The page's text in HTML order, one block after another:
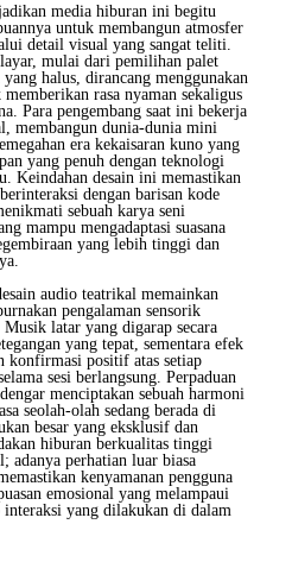
media hiburan ini begitu
untuk membangun atmosfer
detail visual yang sangat teliti.
mulai dari pemilihan palet
halus, dirancang menggunakan
rasa nyaman sekaligus
Para pengembang saat ini bekerja
membangun dunia-dunia mini
era kekaisaran kuno yang
yang penuh dengan teknologi
Keindahan desain ini memastikan
dengan barisan kode
sebuah karya seni
mampu mengadaptasi suasana
yang lebih tinggi dan
audio teatrikal memainkan
pengalaman sensorik
latar yang digarap secara
yang tepat, sementara efek
konfirmasi positif atas setiap
sesi berlangsung. Perpaduan
menciptakan sebuah harmoni
seolah-olah sedang berada di
besar yang eksklusif dan
hiburan berkualitas tinggi
adanya perhatian luar biasa
kenyamanan pengguna
emosional yang melampaui
yang dilakukan di dalam